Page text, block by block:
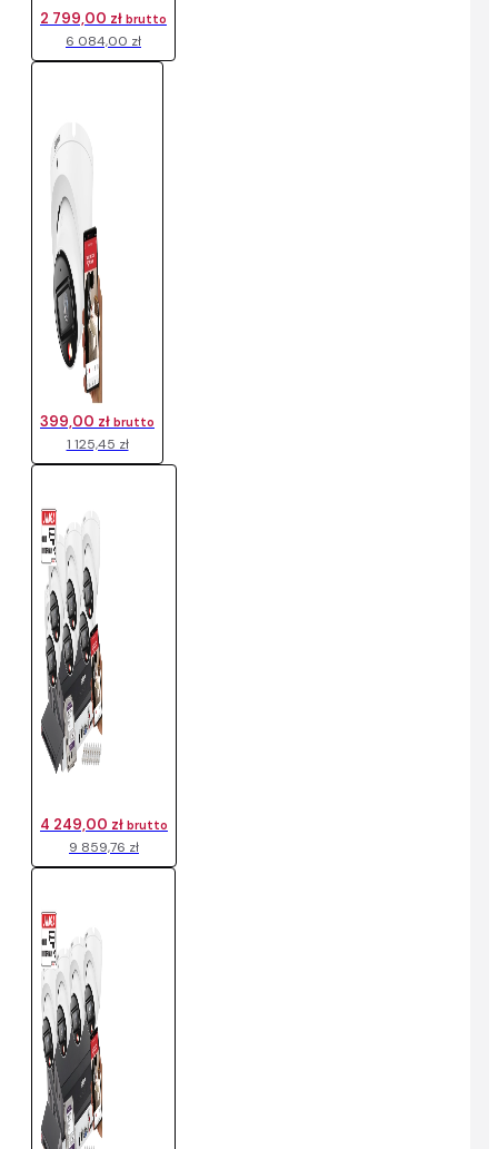
6 084,00 zł
2 799,00 zł brutto
1 125,45 zł
399,00 zł brutto
9 859,76 zł
4 249,00 zł brutto